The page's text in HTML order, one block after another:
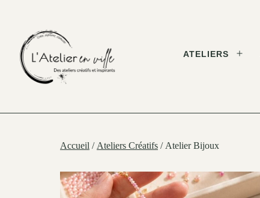
content
en
ATELIERS
Accueil / Ateliers Créatifs / Atelier Bijoux